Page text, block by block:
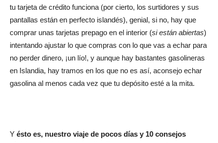
tu tarjeta de crédito funciona (por cierto, los surtidores y sus
pantallas están en perfecto islandés), genial, si no, hay que
comprar unas tarjetas prepago en el interior (si están abiertas)
intentando ajustar lo que compras con lo que vas a echar para
no perder dinero, ¡un lío!, y aunque hay bastantes gasolineras
en Islandia, hay tramos en los que no es así, aconsejo echar
gasolina al menos cada vez que tu depósito esté a la mita.
Y ésto es, nuestro viaje de pocos días y 10 consejos